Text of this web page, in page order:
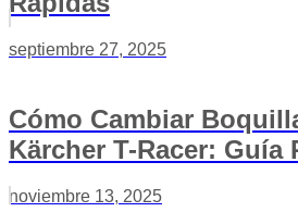
septiembre 27, 2025
Cómo Cambiar
Kärcher T-Racer: Guía
noviembre 13, 2025